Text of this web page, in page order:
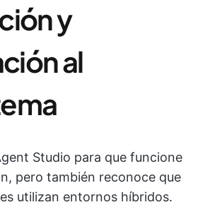
y
al
Studio para que funcione
pero también reconoce que
utilizan entornos híbridos.